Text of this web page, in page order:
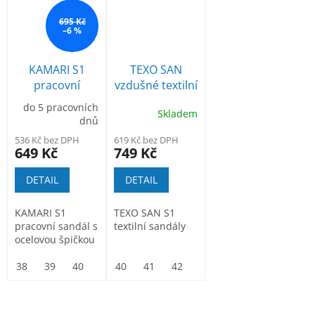
695 Kč
–6 %
KAMARI S1
pracovní
sandál
do 5 pracovních
dnů
536 Kč bez DPH
649 Kč
DETAIL
KAMARI S1
pracovní sandál s
ocelovou špičkou
38
39 40
TEXO SAN
vzdušné textilní
S1
Skladem
619 Kč bez DPH
749 Kč
DETAIL
TEXO SAN S1
textilní sandály
40 41 42